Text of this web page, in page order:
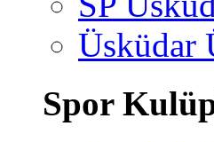
Üsküdar
Spor